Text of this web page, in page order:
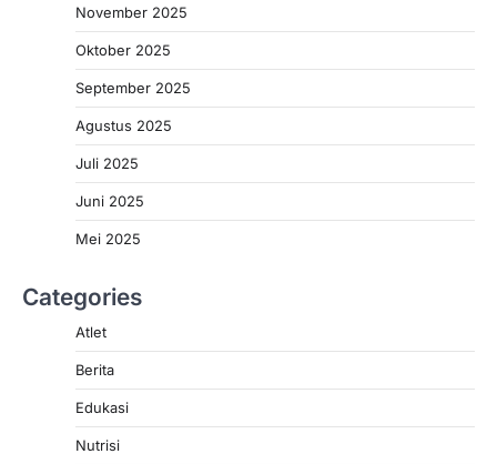
November 2025
Oktober 2025
September 2025
Agustus 2025
Juli 2025
Juni 2025
Mei 2025
Categories
Atlet
Berita
Edukasi
Nutrisi